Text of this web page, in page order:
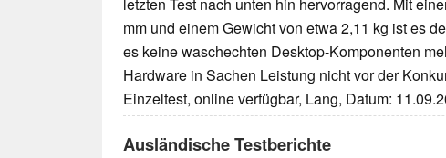
letzten Test nach unten hin hervorragend. Mit
mm und einem Gewicht von etwa 2,11 kg ist es
es keine waschechten Desktop-Komponenten
Hardware in Sachen Leistung nicht vor der
Einzeltest, online verfügbar, Lang, Datum:
Ausländische Testberichte